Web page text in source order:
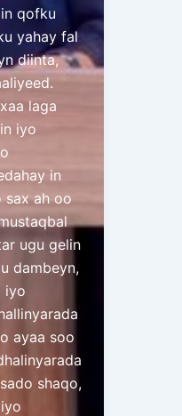
qofku
yahay fal
diinta,
laga
iyo
in
sax ah oo
ugu gelin
dambeyn,
iyo
ayaa soo
shaqo,